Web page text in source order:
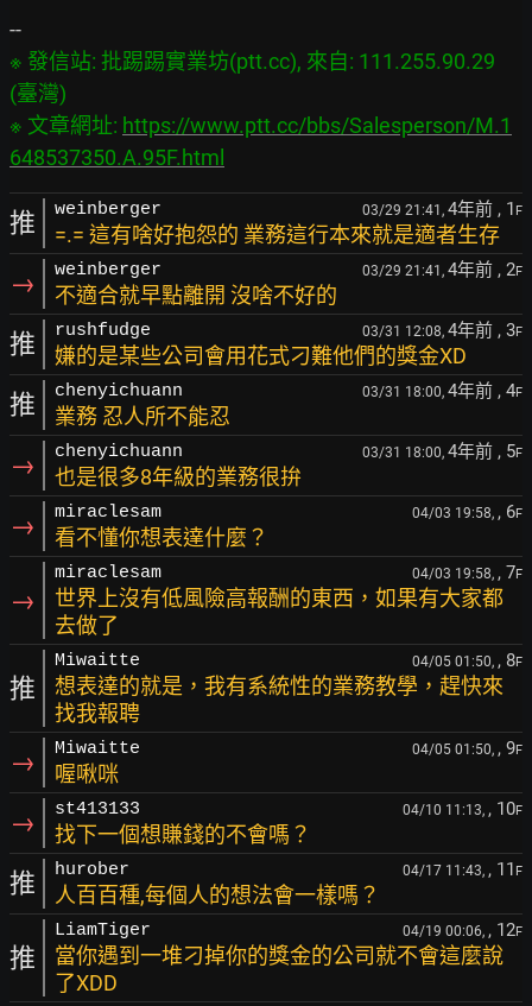
※ 發信站: 批踢踢實業坊(ptt.cc), 來自: 111.255.90.29
(臺灣)
※ 文章網址: https://www.ptt.cc/bbs/Salesperson/M.1
648537350.A.95F.html
推 weinberger 03/29 21:41, 4年前 , 1 F
=.= 這有啥好抱怨的 業務這行本來就是適者生存
→ weinberger 03/29 21:41, 4年前 , 2F
不適合就早點離開 沒啥不好的
推 rushfudge 03/31 12:08, 4年前 , 3F
嫌的是某些公司會用花式刁難他們的獎金XD
推 chenyichuann 03/31 18:00, 4年前 , 4F
業務 忍人所不能忍
→ chenyichuann 03/31 18:00, 4年前 , 5F
也是很多8年級的業務很拚
→ miraclesam 04/03 19:58, , 6F
看不懂你想表達什麼？
→
miraclesam 04/03 19:58, , 7F
世界上沒有低風險高報酬的東西，如果有大家都
去做了
推
Miwaitte 04/05 01:50, , 8F
想表達的就是，我有系統性的業務教學，趕快來
找我報聘
→ Miwaitte 04/05 01:50, , 9F
喔啾咪
→ st413133 04/10 11:13, , 10F
找下一個想賺錢的不會嗎？
推 hurober 04/17 11:43, , 11 F
人百百種,每個人的想法會一樣嗎？
推
LiamTiger 04/19 00:06, , 12F
當你遇到一堆刁掉你的獎金的公司就不會這麼說
了XDD